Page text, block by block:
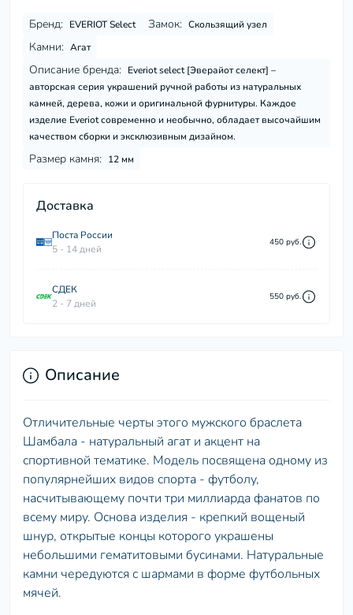
Бренд: EVERIOT Select Замок: Скользящий узел
Камни: Агат
Описание бренда:
Everiot select [Эверайот селект] –
авторская серия украшений ручной работы из натуральных
камней, дерева, кожи и оригинальной фурнитуры. Каждое
изделие Everiot современно и необычно, обладает высочайшим
качеством сборки и эксклюзивным дизайном.
Размер камня: 12 мм
Доставка
Поста России
5 - 14 дней
450 руб.
СДЕК
2 - 7 дней
550 руб.
Описание
Отличительные черты этого мужского браслета
Шамбала - натуральный агат и акцент на
спортивной тематике. Модель посвящена одному из
популярнейших видов спорта - футболу,
насчитывающему почти три миллиарда фанатов по
всему миру. Основа изделия - крепкий вощеный
шнур, открытые концы которого украшены
небольшими гематитовыми бусинами. Натуральные
камни чередуются с шармами в форме футбольных
мячей.